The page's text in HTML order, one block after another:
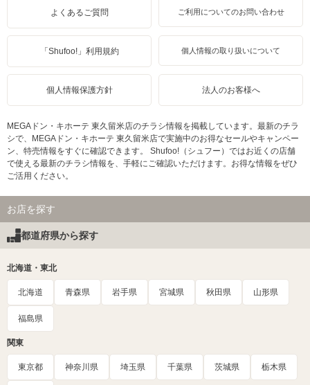
よくあるご質問 ご利用についてのお問い合わせ
「Shufoo!」利用規約 個人情報の取り扱いについて
個人情報保護方針 法人のお客様へ
MEGAドン・キホーテ 東久留米店のチラシ情報を掲載しています。最新のチラ
シで、MEGAドン・キホーテ 東久留米店で実施中のお得なセールやキャンペー
ン、特売情報をすぐに確認できます。 Shufoo!（シュフー）ではお近くの店舗
で使える最新のチラシ情報を、手軽にご確認いただけます。お得な情報をぜひ
ご活用ください。
お店を探す
都道府県から探す
北海道・東北
北海道 青森県 岩手県 宮城県 秋田県 山形県
福島県
関東
東京都 神奈川県 埼玉県 千葉県 茨城県 栃木県